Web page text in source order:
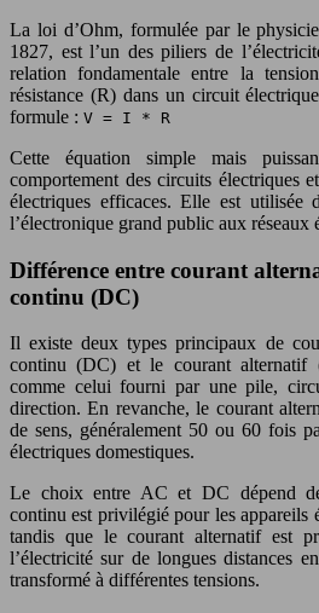
La loi d’Ohm, formulée par le
1827, est l’un des piliers de
relation fondamentale entre la
résistance (R) dans un circuit
formule : V = I * R
Cette équation simple mais
comportement des circuits électriques
électriques efficaces. Elle est utilisée
l’électronique grand public aux réseaux
Différence entre courant
continu (DC)
Il existe deux types principaux de
continu (DC) et le courant alternatif
comme celui fourni par une pile,
direction. En revanche, le courant
de sens, généralement 50 ou 60 fois
électriques domestiques.
Le choix entre AC et DC dépend
continu est privilégié pour les appareils
tandis que le courant alternatif est
l’électricité sur de longues distances
transformé à différentes tensions.